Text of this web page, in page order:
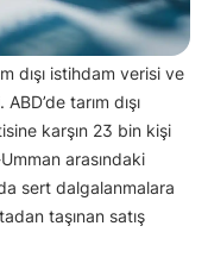
dışı istihdam verisi ve
tarım dışı
karşın 23 bin kişi
arasındaki
sert dalgalanmalara
taşınan satış